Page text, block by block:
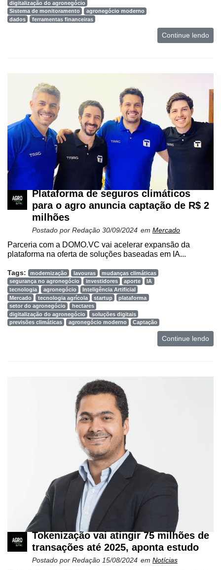
para
Recursos
Netrin
Néctar
Tecprime
Agro
Lean
Way
Consulting
Manager
ONE
digitalização do agronegócio
Sistema de monitoramento
agronegócio moderno
dados
ferramentas financeiras
Continue lendo
Plataforma de seguros climáticos
para o agro anuncia captação de R$ 2
milhões
Postado por Redação 30/09/2024 em Mercado
Parceria com a DOMO.VC vai acelerar expansão da
plataforma na oferta de soluções baseadas em IA...
Tags: modernização lavouras
mudanças climáticas
segurança no agronegócio
investidores aporte
IA
tecnologia
agronegócio
Inteligência Artificial
Mercado
tecnologia agrícola startup
plataforma
setor do agronegócio
hectares
digitalização do agronegócio
soluções digitais
previsões climáticas
agronegócio moderno Captação
Continue lendo
Tokenização vai atingir 75 milhões de
transações até 2025, aponta estudo
Postado por Redação 15/08/2024 em Notícias